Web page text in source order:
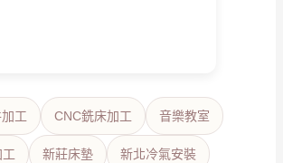
工 CNC銑床加工 音樂教室
新莊床墊 新北冷氣安裝